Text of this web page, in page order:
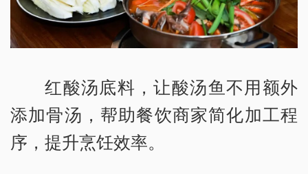
红酸汤底料，让酸汤鱼不用额外
添加骨汤，帮助餐饮商家简化加工程
序，提升烹饪效率。